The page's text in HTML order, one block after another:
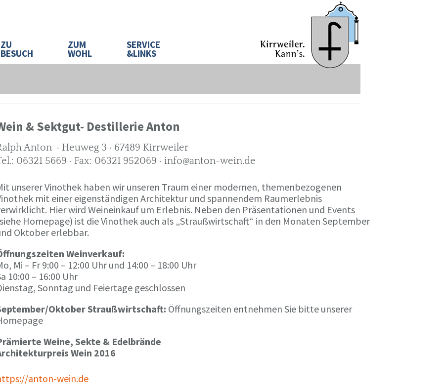
ZU
BESUCH
ZUM
WOHL
SERVICE
&LINKS
& Sektgut- Destillerie Anton
Anton · Heuweg 3 · 67489 Kirrweiler
06321 5669 · Fax: 06321 952069 · info@anton-wein.de
unserer Vinothek haben wir unseren Traum einer modernen, themenbezogenen
mit einer eigenständigen Architektur und spannendem Raumerlebnis
Hier wird Weineinkauf um Erlebnis. Neben den Präsentationen und Events
Homepage) ist die Vinothek auch als „Straußwirtschaft“ in den Monaten September
Oktober erlebbar.
Weinverkauf:
Mi – Fr 9:00 – 12:00 Uhr und 14:00 – 18:00 Uhr
10:00 – 16:00 Uhr
Sonntag und Feiertage geschlossen
Oktober Straußwirtschaft: Öffnungszeiten entnehmen Sie bitte unserer
Weine, Sekte & Edelbrände
Wein 2016
anton-wein.de